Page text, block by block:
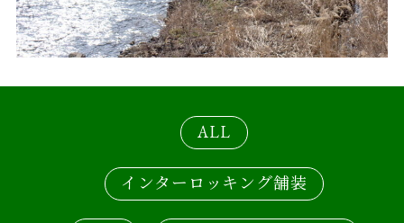
ALL
インターロッキング舗装